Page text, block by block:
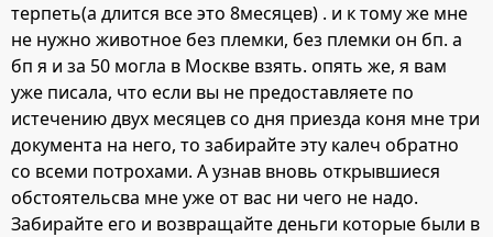
терпеть(а длится все это 8месяцев) . и к тому же мне
не нужно животное без племки, без племки он бп. а
бп я и за 50 могла в Москве взять. опять же, я вам
уже писала, что если вы не предоставляете по
истечению двух месяцев со дня приезда коня мне три
документа на него, то забирайте эту калеч обратно
со всеми потрохами. А узнав вновь открывшиеся
обстоятельсва мне уже от вас ни чего не надо.
Забирайте его и возвращайте деньги которые были в